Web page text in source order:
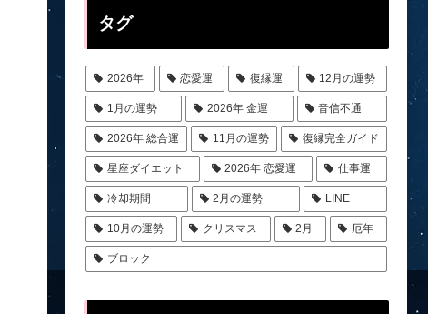
タグ
2026年 恋愛運 復縁運 12月の運勢
1月の運勢 2026年 金運 音信不通
2026年 総合運 11月の運勢 復縁完全ガイド
星座ダイエット 2026年 恋愛運 仕事運
冷却期間 2月の運勢 LINE
10月の運勢 クリスマス 2月 厄年
ブロック